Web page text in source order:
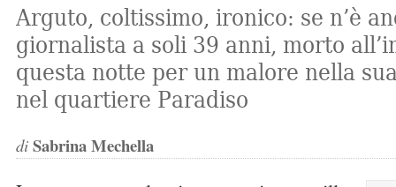
Arguto, coltissimo, ironico: se n’è
giornalista a soli 39 anni, morto
questa notte per un malore nella
nel quartiere Paradiso
di Sabrina Mechella